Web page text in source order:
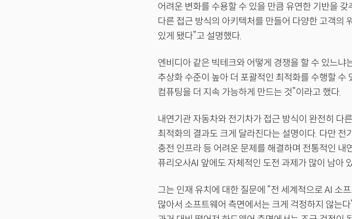
어려운 변화를 수용할 수 있을 만큼 유연한 기반을
다른 접근 방식의 아키텍처를 만들어 다양한 고객의
있게 됐다”고 설명했다.
엔비디아 같은 빅테크와 어떻게 경쟁을 할 수 있느냐
추상화 수준이 높아 더 포괄적인 최적화를 수행할 수
컴퓨팅을 더 지속 가능하게 만드는 것”이라고 했다.
내연기관 자동차와 전기차가 접근 방식이 완전히 다
최적화의 결과도 크게 달라진다는 설명이다. 다만 전
충전 인프라 등 어려운 문제를 해결하며 전통적인 내
퓨리오사AI 앞에도 자체적인 도전 과제가 많이 남아
그는 인재 유치에 대한 질문에 “전 세계적으로 AI 소
많아서 소프트웨어 측면에서는 크게 걱정하지 않는